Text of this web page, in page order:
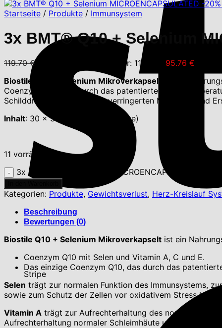
Stripe
Startseite / Produkte / Immunsystem
3x BMT® Q10 + Selenium
119.70€ Ursprünglicher Preis war: 119.70 € 95.76 €
Biostile Q10 + Selenium Mikroverkapselt
ist ein
Coenzym Q10, das durch das patentierte
Schilddrüsenfunktion, einer verringerten Müdigkeit und
Inhalt: 30 x 3 Kapseln (für 30 Tage)
11 vorrätig
3x BMT® Q10 + Selenium MICROENCAPSULATED -
Kategorien: Produkte, Gewichtsverlust, Herz-Kreislauf
Beschreibung
Bewertungen (0)
Biostile Q10 + Selenium Mikroverkapselt ist ein
Coenzym Q10 mit Selen und Vitamin A, C und E.
Das einzige Coenzym Q10, das durch das
Selen trägt zur normalen Funktion des Immunsystems,
sowie zum Schutz der Zellen vor oxidativem Stress bei.
Vitamin A trägt zur Aufrechterhaltung des normalen
Aufrechterhaltung normaler Schleimhäute und zur